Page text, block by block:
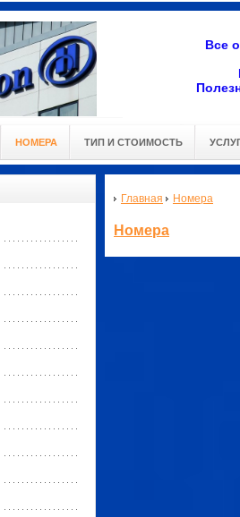
Все
НОМЕРА ТИП И СТОИМОСТЬ
Главная Номера
Номера